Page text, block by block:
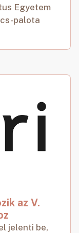
Egyetem
palota
az V.
jelenti be,